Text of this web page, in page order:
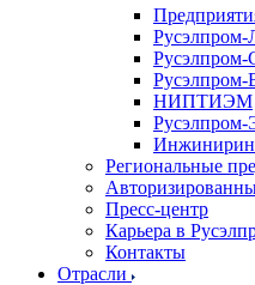
НИПТИЭМ
Региональные
Пресс-центр
Карьера в
Контакты
Отрасли